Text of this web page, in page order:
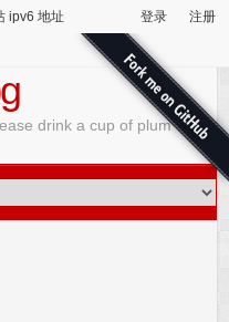
ipv6 地址 登录 注册
drink a cup of plum wine